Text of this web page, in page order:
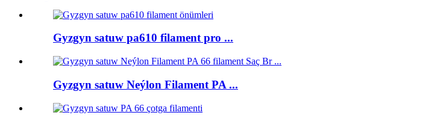
Gyzgyn satuw pa610 filament pro ...
Gyzgyn satuw Neýlon Filament PA ...